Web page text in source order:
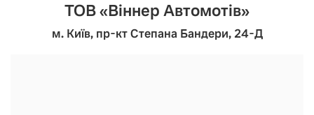
ТОВ «Віннер Автомотів»
м. Київ, пр-кт Степана Бандери, 24-Д